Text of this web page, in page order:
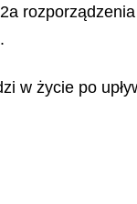
w życie po